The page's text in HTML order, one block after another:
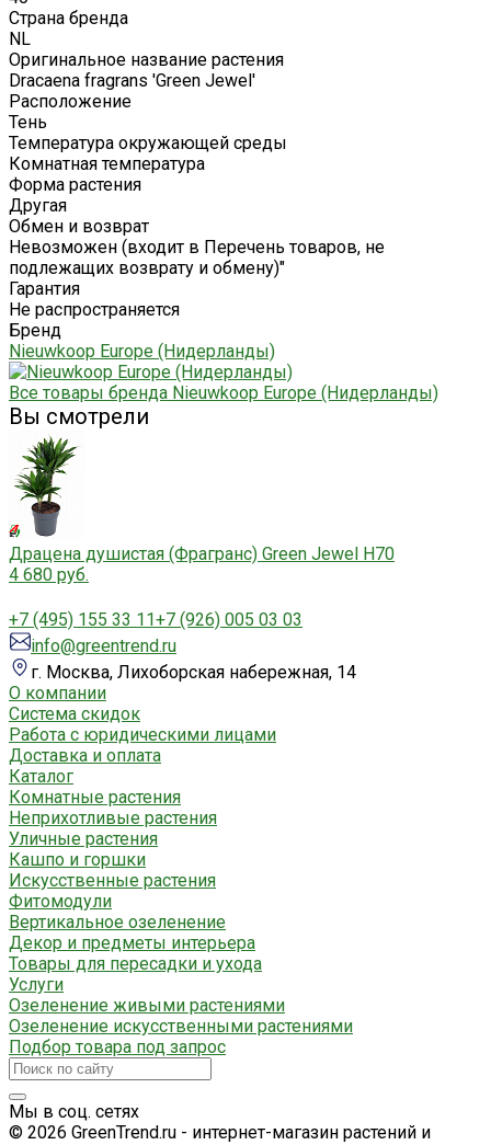
Страна бренда
NL
Оригинальное название растения
Dracaena fragrans 'Green Jewel'
Расположение
Тень
Температура окружающей среды
Комнатная температура
Форма растения
Другая
Обмен и возврат
Невозможен (входит в Перечень товаров, не
подлежащих возврату и обмену)"
Гарантия
Не распространяется
Бренд
Nieuwkoop Europe (Нидерланды)
Все товары бренда Nieuwkoop Europe (Нидерланды)
Вы смотрели
Драцена душистая (Фрагранс) Green Jewel H70
4 680 руб.
+7 (495) 155 33 11+7 (926) 005 03 03
info@greentrend.ru
г. Москва, Лихоборская набережная, 14
О компании
Система скидок
Работа с юридическими лицами
Доставка и оплата
Каталог
Комнатные растения
Неприхотливые растения
Уличные растения
Кашпо и горшки
Искусственные растения
Фитомодули
Вертикальное озеленение
Декор и предметы интерьера
Товары для пересадки и ухода
Услуги
Озеленение живыми растениями
Озеленение искусственными растениями
Подбор товара под запрос
Мы в соц. сетях
© 2026 GreenTrend.ru - интернет-магазин растений и